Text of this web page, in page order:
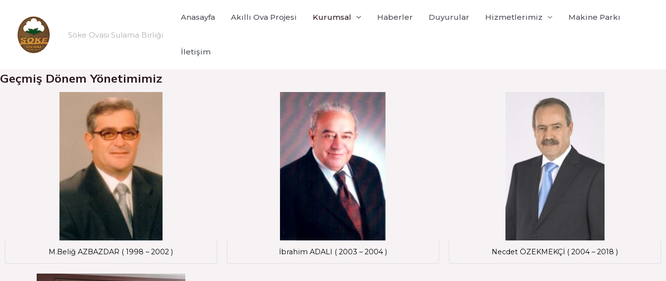
content
Söke Ovası Sulama Birliği
Anasayfa Akıllı Ova Projesi Kurumsal Haberler Duyurular Hizmetlerimiz Makine Parkı
İletişim
Geçmiş Dönem Yönetimimiz
M.Beliğ AZBAZDAR ( 1998 – 2002 ) İbrahim ADALI ( 2003 – 2004 ) Necdet ÖZEKMEKÇİ ( 2004 – 2018 )